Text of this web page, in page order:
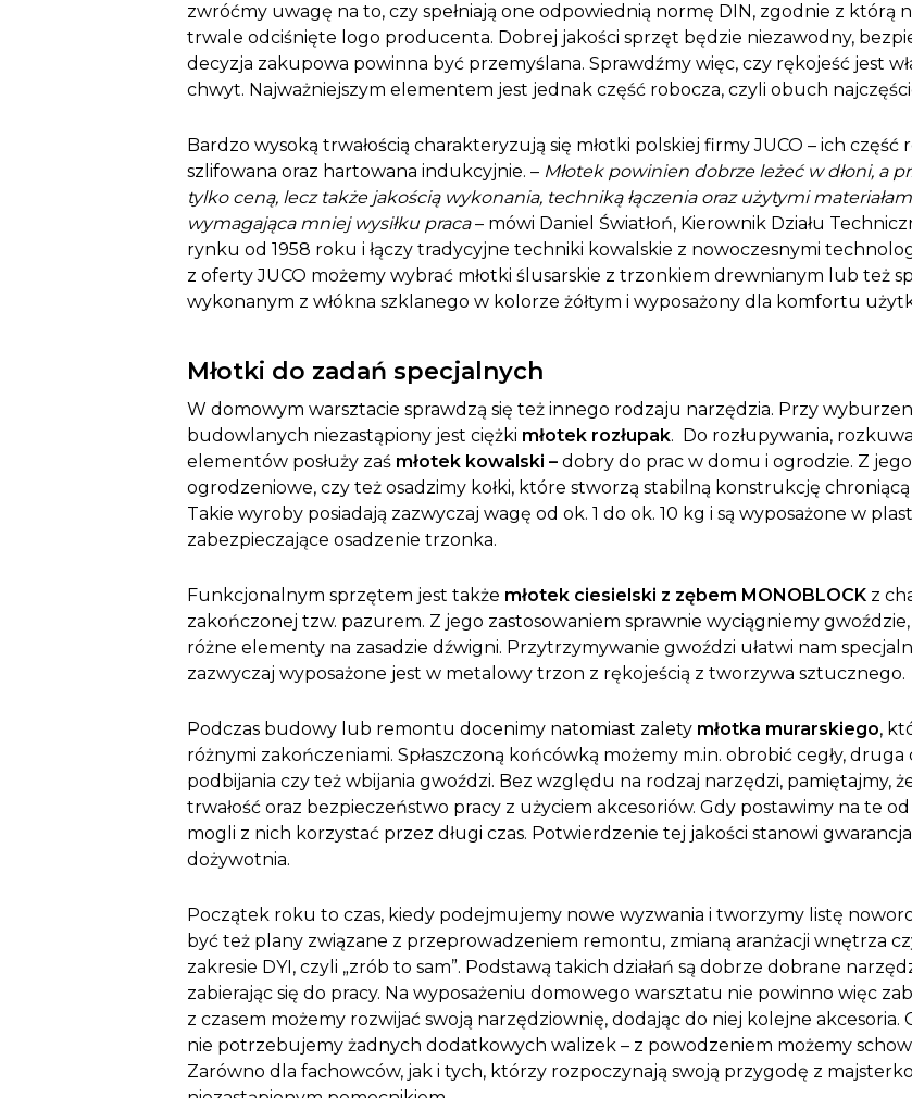
zwróćmy uwagę na to, czy spełniają one odpowiednią normę DIN, zgodnie z którą
trwale odciśnięte logo producenta. Dobrej jakości sprzęt będzie niezawodny,
decyzja zakupowa powinna być przemyślana. Sprawdźmy więc, czy rękojeść jest
chwyt. Najważniejszym elementem jest jednak część robocza, czyli obuch
Bardzo wysoką trwałością charakteryzują się młotki polskiej firmy JUCO – ich
szlifowana oraz hartowana indukcyjnie. – Młotek powinien dobrze leżeć w dłoni, a
tylko ceną, lecz także jakością wykonania, techniką łączenia oraz użytymi
wymagająca mniej wysiłku praca– mówi Daniel Światłoń, Kierownik Działu
rynku od 1958 roku i łączy tradycyjne techniki kowalskie z nowoczesnymi
z oferty JUCO możemy wybrać młotki ślusarskie z trzonkiem drewnianym lub też
wykonanym z włókna szklanego w kolorze żółtym i wyposażony dla komfortu
Młotki do zadań specjalnych
W domowym warsztacie sprawdzą się też innego rodzaju narzędzia. Przy
budowlanych niezastąpiony jest ciężki młotek rozłupak. Do rozłupywania,
elementów posłuży zaś młotek kowalski – dobry do prac w domu i ogrodzie. Z
ogrodzeniowe, czy też osadzimy kołki, które stworzą stabilną konstrukcję
Takie wyroby posiadają zazwyczaj wagę od ok. 1 do ok. 10 kg i są wyposażone w
zabezpieczające osadzenie trzonka.
Funkcjonalnym sprzętem jest także młotek ciesielski z zębem MONOBLOCK z
zakończonej tzw. pazurem. Z jego zastosowaniem sprawnie wyciągniemy
różne elementy na zasadzie dźwigni. Przytrzymywanie gwoździ ułatwi nam
zazwyczaj wyposażone jest w metalowy trzon z rękojeścią z tworzywa sztucznego.
Podczas budowy lub remontu docenimy natomiast zalety młotka murarskiego,
różnymi zakończeniami. Spłaszczoną końcówką możemy m.in. obrobić cegły,
podbijania czy też wbijania gwoździ. Bez względu na rodzaj narzędzi, pamiętajmy,
trwałość oraz bezpieczeństwo pracy z użyciem akcesoriów. Gdy postawimy na te
mogli z nich korzystać przez długi czas. Potwierdzenie tej jakości stanowi
dożywotnia.
Początek roku to czas, kiedy podejmujemy nowe wyzwania i tworzymy listę
być też plany związane z przeprowadzeniem remontu, zmianą aranżacji wnętrza
zakresie DYI, czyli „zrób to sam”. Podstawą takich działań są dobrze dobrane
zabierając się do pracy. Na wyposażeniu domowego warsztatu nie powinno więc
z czasem możemy rozwijać swoją narzędziownię, dodając do niej kolejne
nie potrzebujemy żadnych dodatkowych walizek – z powodzeniem możemy
Zarówno dla fachowców, jak i tych, którzy rozpoczynają swoją przygodę z